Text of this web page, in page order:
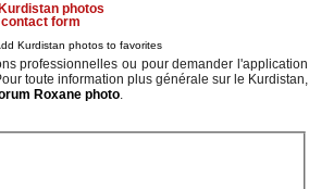
photos
form
Kurdistan photos to favorites
professionnelles ou pour demander l'application
toute information plus générale sur le Kurdistan,
Roxane photo.